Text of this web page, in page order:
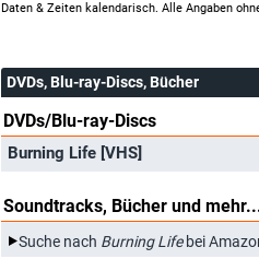
Daten & Zeiten kalendarisch. Alle Angaben
DVDs, Blu-ray-Discs, Bücher
DVDs/Blu-ray-Discs
Burning Life [VHS]
Soundtracks, Bücher und
Suche nach Burning Lifebei